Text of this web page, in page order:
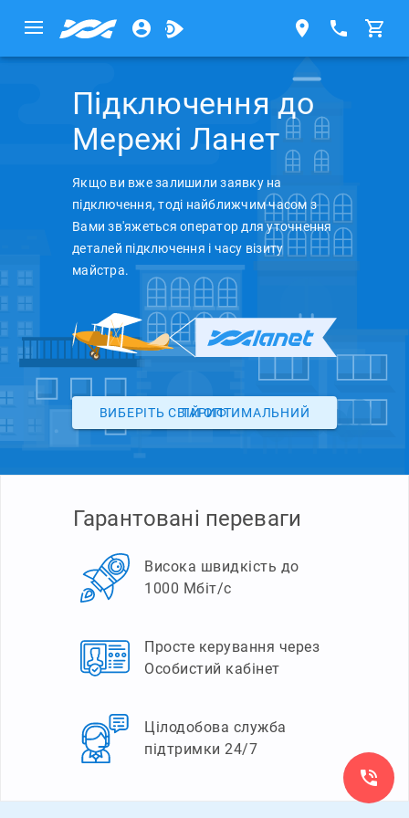
Підключення до
Мережі Ланет
Якщо ви вже залишили заявку на
підключення, тоді найближчим часом з
Вами зв'яжеться оператор для уточнення
деталей підключення і часу візиту
майстра.
ВИБЕРІТЬ СВІЙ ОПТИМАЛЬНИЙ ТАРИФ
Гарантовані переваги
Висока швидкість до
1000 Мбіт/с
Просте керування через
Особистий кабінет
Цілодобова служба
підтримки 24/7